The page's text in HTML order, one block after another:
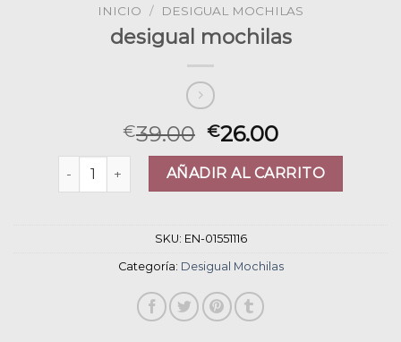
INICIO / DESIGUAL MOCHILAS
desigual mochilas
€39.00 €26.00
desigual mochilas cantidadAÑADIR AL CARRITO
SKU: EN-01551116
Categoría: Desigual Mochilas